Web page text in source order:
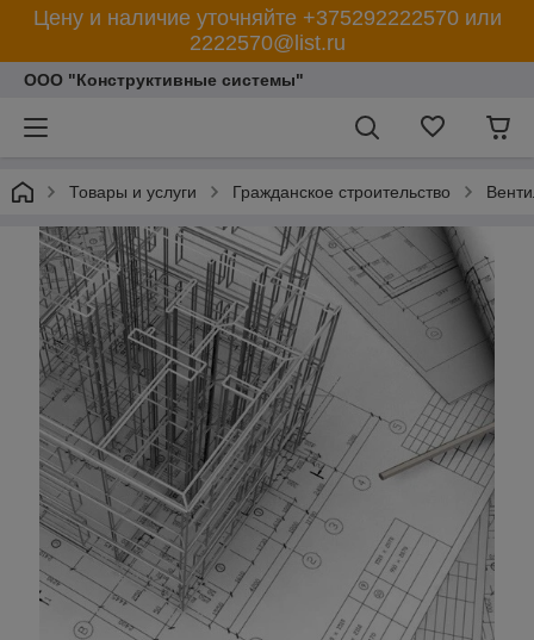
Цену и наличие уточняйте +375292222570 или
2222570@list.ru
ООО "Конструктивные системы"
Товары и услуги Гражданское строительство